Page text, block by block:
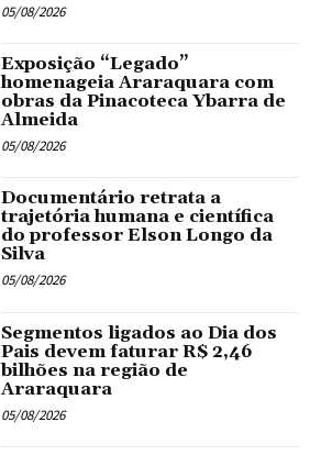
05/08/2026
Exposição “Legado”
homenageia Araraquara com
obras da Pinacoteca Ybarra de
Almeida
05/08/2026
Documentário retrata a
trajetória humana e científica
do professor Elson Longo da
Silva
05/08/2026
Segmentos ligados ao Dia dos
Pais devem faturar R$ 2,46
bilhões na região de
Araraquara
05/08/2026